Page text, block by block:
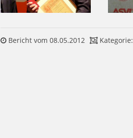
Bericht vom 08.05.2012 Kategorie: